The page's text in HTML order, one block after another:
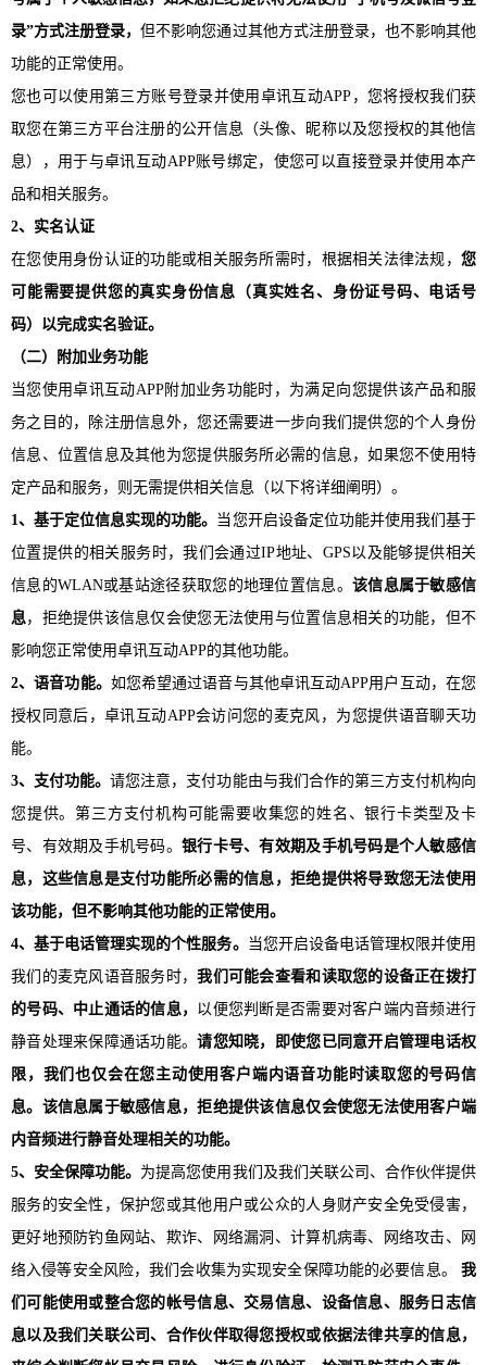
录”方式注册登录，但不影响您通过其他方式注册登录，也不影响其他
功能的正常使用。
您也可以使用第三方账号登录并使用卓讯互动APP，您将授权我们获
取您在第三方平台注册的公开信息（头像、昵称以及您授权的其他信
息），用于与卓讯互动APP账号绑定，使您可以直接登录并使用本产
品和相关服务。
2、实名认证
在您使用身份认证的功能或相关服务所需时，根据相关法律法规， 您
可能需要提供您的真实身份信息（真实姓名、身份证号码、电话号
码）以完成实名验证。
（二）附加业务功能
当您使用卓讯互动APP附加业务功能时，为满足向您提供该产品和服
务之目的，除注册信息外，您还需要进一步向我们提供您的个人身份
信息、位置信息及其他为您提供服务所必需的信息，如果您不使用特
定产品和服务，则无需提供相关信息（以下将详细阐明）。
1、基于定位信息实现的功能。 当您开启设备定位功能并使用我们基于
位置提供的相关服务时，我们会通过IP地址、GPS以及能够提供相关
信息的WLAN或基站途径获取您的地理位置信息。 该信息属于敏感信
息 ，拒绝提供该信息仅会使您无法使用与位置信息相关的功能，但不
影响您正常使用卓讯互动APP的其他功能。
2、语音功能。 如您希望通过语音与其他卓讯互动APP用户互动，在您
授权同意后，卓讯互动APP会访问您的麦克风，为您提供语音聊天功
能。
3、支付功能。请您注意，支付功能由与我们合作的第三方支付机构向
您提供。第三方支付机构可能需要收集您的姓名、银行卡类型及卡
号、有效期及手机号码。银行卡号、有效期及手机号码是个人敏感信
息，这些信息是支付功能所必需的信息，拒绝提供将导致您无法使用
该功能，但不影响其他功能的正常使用。
4、基于电话管理实现的个性服务。 当您开启设备电话管理权限并使用
我们的麦克风语音服务时，我们可能会查看和读取您的设备正在拨打
的号码、中止通话的信息， 以便您判断是否需要对客户端内音频进行
静音处理来保障通话功能。请您知晓，即使您已同意开启管理电话权
限，我们也仅会在您主动使用客户端内语音功能时读取您的号码信
息。该信息属于敏感信息，拒绝提供该信息仅会使您无法使用客户端
内音频进行静音处理相关的功能。
5、安全保障功能。 为提高您使用我们及我们关联公司、合作伙伴提供
服务的安全性，保护您或其他用户或公众的人身财产安全免受侵害，
更好地预防钓鱼网站、欺诈、网络漏洞、计算机病毒、网络攻击、网
络入侵等安全风险，我们会收集为实现安全保障功能的必要信息。
我
们可能使用或整合您的帐号信息、交易信息、设备信息、服务日志信
息以及我们关联公司、合作伙伴取得您授权或依据法律共享的信息，